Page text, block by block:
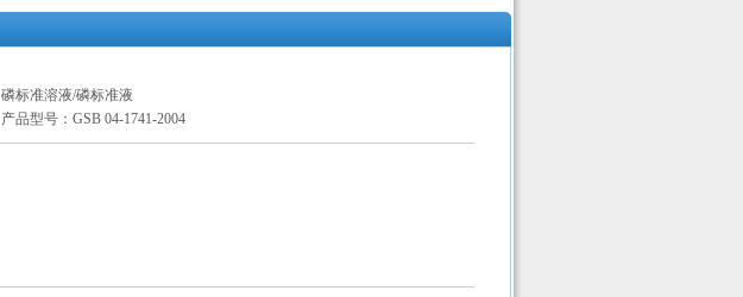
磷标准溶液/磷标准液
产品型号：GSB 04-1741-2004